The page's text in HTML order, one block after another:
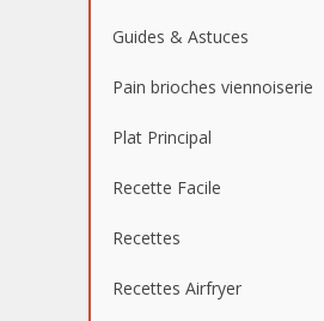
Guides & Astuces
Pain brioches viennoiserie
Plat Principal
Recette Facile
Recettes
Recettes Airfryer